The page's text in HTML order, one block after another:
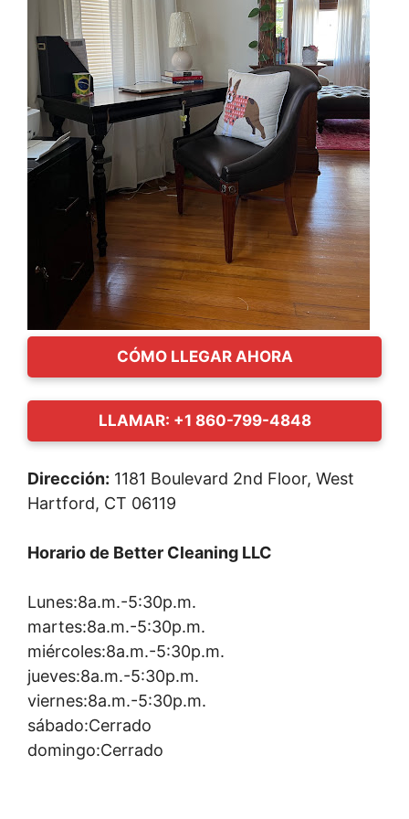
CÓMO LLEGAR AHORA
LLAMAR: +1 860-799-4848
Dirección: 1181 Boulevard 2nd Floor, West
Hartford, CT 06119
Horario de Better Cleaning LLC
Lunes:8a.m.-5:30p.m.
martes:8a.m.-5:30p.m.
miércoles:8a.m.-5:30p.m.
jueves:8a.m.-5:30p.m.
viernes:8a.m.-5:30p.m.
sábado:Cerrado
domingo:Cerrado